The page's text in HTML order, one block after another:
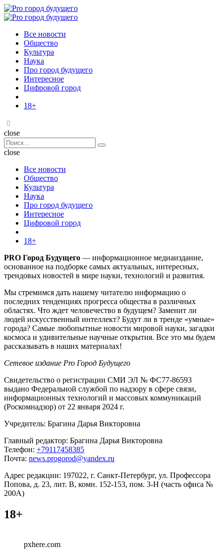
Menu
Поиск
Menu
Pro
Все новости
Общество
Культура
Наука
Про город будущего
Интересное
Цифровой город
18+
Поиск
close
Search
for:
Поиск
close
Все новости
Общество
Культура
Наука
Про город будущего
Интересное
Цифровой город
18+
PRO Город Будущего — информационное медиаиздание,
основанное на подборке самых актуальных, интересных,
трендовых новостей в мире науки, технологий и развития.
Мы стремимся дать нашему читателю информацию о
последних тенденциях прогресса общества в различных
областях. Что ждет человечество в будущем? Заменит ли
людей искусственный интеллект? Будут ли в тренде «умные»
города? Самые любопытные новости мировой науки, загадки
космоса и удивительные научные открытия. Все это мы будем
рассказывать в наших материалах!
Сетевое издание Pro Город Будущего
Свидетельство о регистрации СМИ ЭЛ № ФС77-86593
выдано Федеральной службой по надзору в сфере связи,
информационных технологий и массовых коммуникаций
(Роскомнадзор) от 22 января 2024 г.
Учредитель: Брагина Дарья Викторовна
Главный редактор: Брагина Дарья Викторовна
Телефон: +79117458385
Почта: news.progorod@yandex.ru
Адрес редакции: 197022, г. Санкт-Петербург, ул. Профессора
Попова, д. 23, лит. В, комн. 152-153, пом. 3-Н (часть офиса №
200А)
18+
pxhere.com